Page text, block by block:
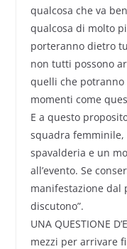
qualcosa che va
qualcosa di molto
porteranno dietro
non tutti possono
quelli che potranno
momenti come
E a questo
squadra femminile,
spavalderia e un
all’evento. Se
manifestazione dal
discutono”.
UNA QUESTIONE
mezzi per arrivare